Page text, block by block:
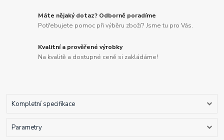
Máte nějaký dotaz? Odborně poradíme
Potřebujete pomoc při výběru zboží? Jsme tu pro Vás.
Kvalitní a prověřené výrobky
Na kvalitě a dostupné ceně si zakládáme!
Kompletní specifikace
Parametry